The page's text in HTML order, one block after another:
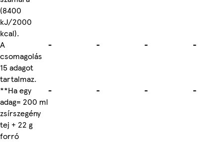
(8400
kJ/2000
kcal).
A
csomagolás
15 adagot
tartalmaz.
- - - -
**Ha egy
adag= 200 ml
zsírszegény
tej + 22 g
forró
- - - -